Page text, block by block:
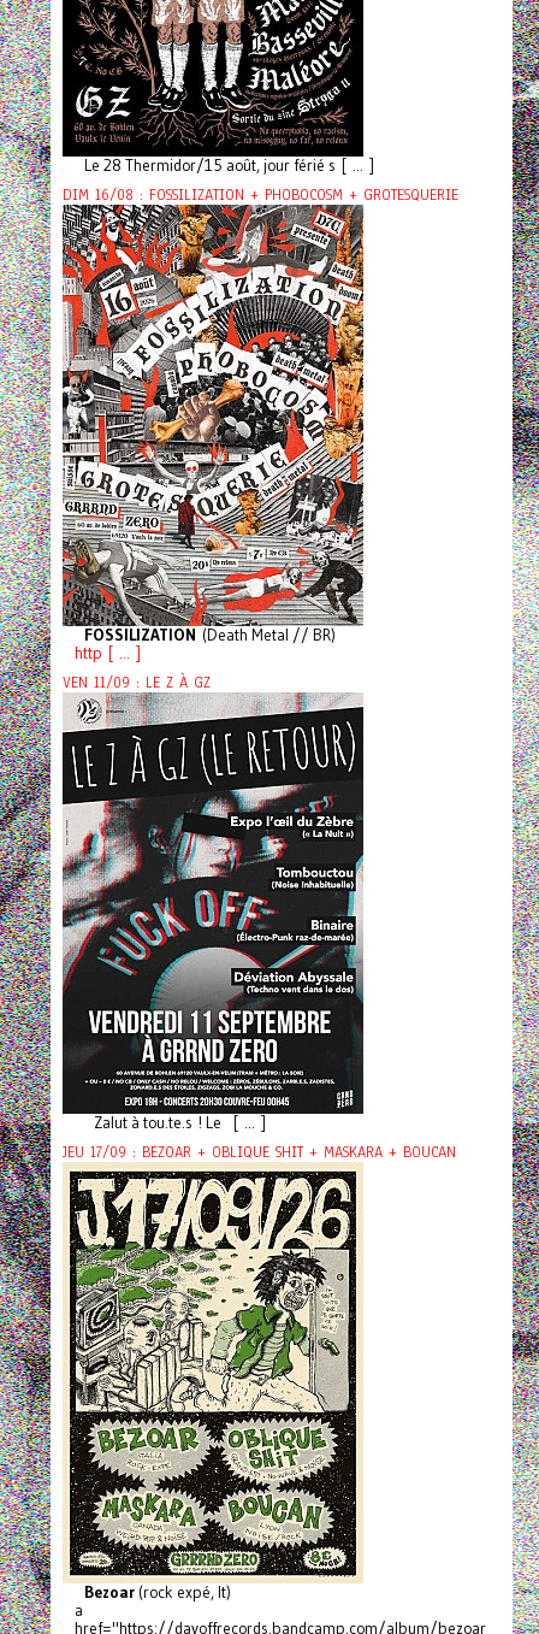
Le 28 Thermidor/15 août, jour férié s [ ... ]
DIM 16/08 : FOSSILIZATION + PHOBOCOSM + GROTESQUERIE
FOSSILIZATION (Death Metal // BR)
http [ ... ]
VEN 11/09 : LE Z À GZ
Zalut à tou.te.s ! Le [ ... ]
JEU 17/09 : BEZOAR + OBLIQUE SHIT + MASKARA + BOUCAN
Bezoar(rock expé, It)
a
href="https://dayoffrecords.bandcamp.com/album/bezoar